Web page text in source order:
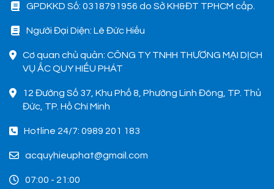
GPDKKD Số: 0318791956 do Sở KH&ĐT TPHCM cấp.
Người Đại Diện: Lê Đức Hiếu
Cơ quan chủ quản: CÔNG TY TNHH THƯƠNG MẠI DỊCH
VỤ ẮC QUY HIẾU PHÁT
12 Đường Số 37, Khu Phố 8, Phường Linh Đông, TP. Thủ
Đức, TP. Hồ Chí Minh
Hotline 24/7: 0989 201 183
acquyhieuphat@gmail.com
07:00 - 21:00